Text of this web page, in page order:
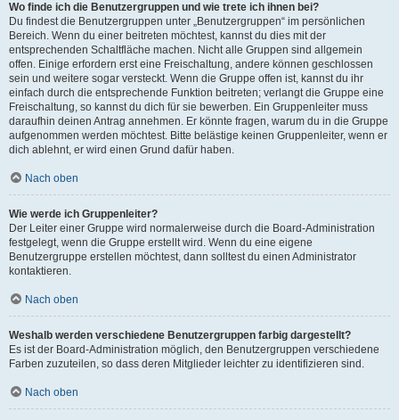
Wo finde ich die Benutzergruppen und wie trete ich ihnen bei?
Du findest die Benutzergruppen unter „Benutzergruppen“ im persönlichen
Bereich. Wenn du einer beitreten möchtest, kannst du dies mit der
entsprechenden Schaltfläche machen. Nicht alle Gruppen sind allgemein
offen. Einige erfordern erst eine Freischaltung, andere können geschlossen
sein und weitere sogar versteckt. Wenn die Gruppe offen ist, kannst du ihr
einfach durch die entsprechende Funktion beitreten; verlangt die Gruppe eine
Freischaltung, so kannst du dich für sie bewerben. Ein Gruppenleiter muss
daraufhin deinen Antrag annehmen. Er könnte fragen, warum du in die Gruppe
aufgenommen werden möchtest. Bitte belästige keinen Gruppenleiter, wenn er
dich ablehnt, er wird einen Grund dafür haben.
Nach oben
Wie werde ich Gruppenleiter?
Der Leiter einer Gruppe wird normalerweise durch die Board-Administration
festgelegt, wenn die Gruppe erstellt wird. Wenn du eine eigene
Benutzergruppe erstellen möchtest, dann solltest du einen Administrator
kontaktieren.
Nach oben
Weshalb werden verschiedene Benutzergruppen farbig dargestellt?
Es ist der Board-Administration möglich, den Benutzergruppen verschiedene
Farben zuzuteilen, so dass deren Mitglieder leichter zu identifizieren sind.
Nach oben